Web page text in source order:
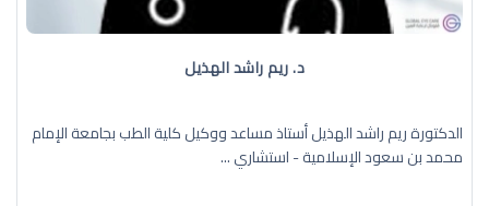
د. ريم راشد الهذيل
الدكتورة ريم راشد الهذيل أستاذ مساعد ووكيل كلية الطب بجامعة الإمام
محمد بن سعود الإسلامية - استشاري ...